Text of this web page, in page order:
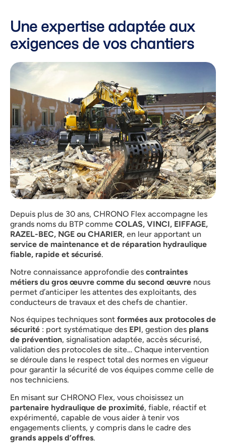
Une expertise adaptée aux
exigences de vos chantiers
Depuis plus de 30 ans, CHRONO Flex accompagne les
grands noms du BTP comme COLAS, VINCI, EIFFAGE,
RAZEL-BEC, NGE ou CHARIER, en leur apportant un
service de maintenance et de réparation hydraulique
fiable, rapide et sécurisé.
Notre connaissance approfondie des contraintes
métiers du gros œuvre comme du second œuvre nous
permet d’anticiper les attentes des exploitants, des
conducteurs de travaux et des chefs de chantier.
Nos équipes techniques sont formées aux protocoles de
sécurité : port systématique des EPI, gestion des plans
de prévention, signalisation adaptée, accès sécurisé,
validation des protocoles de site… Chaque intervention
se déroule dans le respect total des normes en vigueur
pour garantir la sécurité de vos équipes comme celle de
nos techniciens.
En misant sur CHRONO Flex, vous choisissez un
partenaire hydraulique de proximité, fiable, réactif et
expérimenté, capable de vous aider à tenir vos
engagements clients, y compris dans le cadre des
grands appels d’offres.